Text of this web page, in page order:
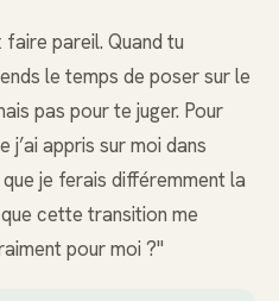
pareil. Quand tu
le temps de poser sur le
pas pour te juger. Pour
j’ai appris sur moi dans
je ferais différemment la
cette transition me
pour moi ?"